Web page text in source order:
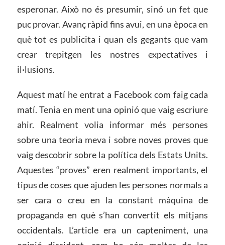
esperonar. Això no és presumir, sinó un fet que
puc provar. Avanç ràpid fins avui, en una època en
què tot es publicita i quan els gegants que vam
crear trepitgen les nostres expectatives i
il·lusions.
Aquest matí he entrat a Facebook com faig cada
matí. Tenia en ment una opinió que vaig escriure
ahir. Realment volia informar més persones
sobre una teoria meva i sobre noves proves que
vaig descobrir sobre la política dels Estats Units.
Aquestes “proves” eren realment importants, el
tipus de coses que ajuden les persones normals a
ser cara o creu en la constant màquina de
propaganda en què s’han convertit els mitjans
occidentals. L’article era un capteniment, una